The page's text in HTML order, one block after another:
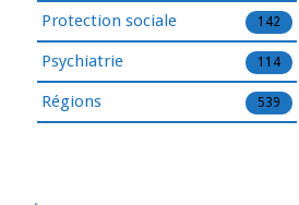
Protection sociale 142
Psychiatrie 114
Régions 539